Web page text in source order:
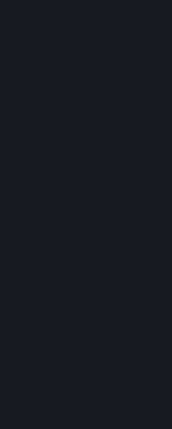
5.5 A comunidade do Steam
áreas de bate-papo, onde os
comunicar uns com os
fórum ou bate-papo, lembre-
disponibilizadas ao público
por sua conta e risco. Se
dos fóruns da nossa
denúncia e o site de ajuda
5.6 A Valve pode permitir
Steam a uma conta
vincular as contas, a Valve
você permitiu que a Valve
conta de usuário do Steam
no momento. Se o vínculo
informações sobre a sua
informado sobre isso antes
oportunidade de aceitar o
O uso das suas informações
privacidade do terceiro, que
5.7 A Valve pode divulgar
ou leis e regulamentações
As leis de proteção de
Unido, da Suíça, da
residentes determinados
Embora outras jurisdições
para que os clientes de todo
falamos sobre o GDPR
que se aplica a você na UE